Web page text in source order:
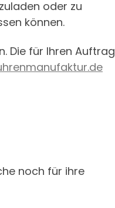
oder zu
können.
Die für Ihren Auftrag
noch für ihre